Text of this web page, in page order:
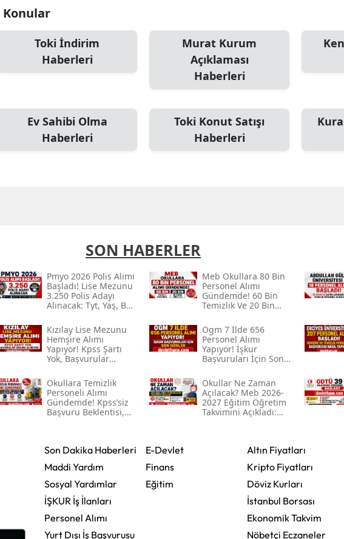
Toki İndirim
Haberleri
Murat Kurum
Açıklaması
Haberleri
Ev Sahibi Olma
Haberleri
Toki Konut Satışı
Haberleri
SON HABERLER
Pmyo 2026 Polis Alımı
Başladı! Lise Mezunu
3.250 Polis Adayı
Alınacak: Tyt, Yaş, Boy
Meb Okullara 80 Bin
Personel Alımı
Gündemde! 60 Bin
Temizlik Ve 20 Bin
Beklentisi
Kızılay Lise Mezunu
Hemşire Alımı
Yapıyor! Kpss Şartı
Yok, Başvurular
Ogm 7 İlde 656
Personel Alımı
Yapıyor! İşkur
Başvuruları İçin Son
Okullara Temizlik
Personeli Alımı
Gündemde! Kpss’siz
Başvuru Beklentisi,
Okullar Ne Zaman
Açılacak? Meb 2026-
2027 Eğitim Öğretim
Takvimini Açıkladı:
Son Dakika Haberleri
Maddi Yardım
Sosyal Yardımlar
İŞKUR İş İlanları
Personel Alımı
Yurt Dışı İş Başvurusu
E-Devlet
Finans
Eğitim
Altın Fiyatları
Kripto Fiyatları
Döviz Kurları
İstanbul Borsası
Ekonomik Takvim
Nöbetçi Eczaneler